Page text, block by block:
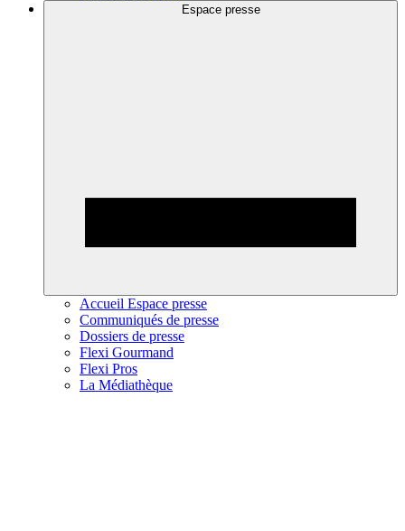
Espace presse
Accueil Espace presse
Communiqués de presse
Dossiers de presse
Flexi Gourmand
Flexi Pros
La Médiathèque